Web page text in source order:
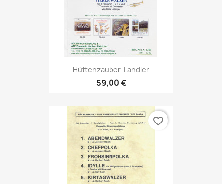
Hüttenzauber-Landler
59,00 €
favorite_border